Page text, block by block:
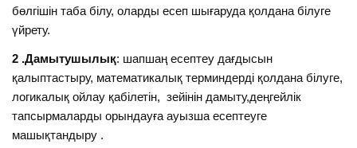
бөлгішін таба білу, оларды есеп шығаруда қолдана білуге
үйрету.
2 .Дамытушылық: шапшаң есептеу дағдысын
қалыптастыру, математикалық терминдерді қолдана білуге,
логикалық ойлау қабілетін, зейінін дамыту,деңгейлік
тапсырмаларды орындауға ауызша есептеуге
машықтандыру .